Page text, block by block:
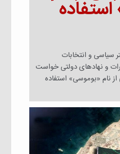
سیاسی و‌ انتخابات
و‌ نهادهای دولتی خواست
نام «بوموسی» استفاده